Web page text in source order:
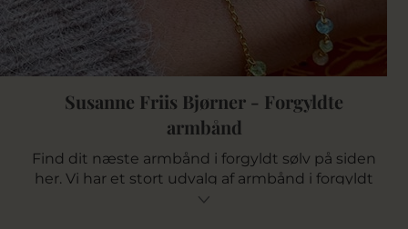
Susanne Friis Bjørner - Forgyldte
armbånd
Find dit næste armbånd i forgyldt sølv på siden
her. Vi har et stort udvalg af armbånd i forgyldt
sølv der både er helt minimalistiske og også